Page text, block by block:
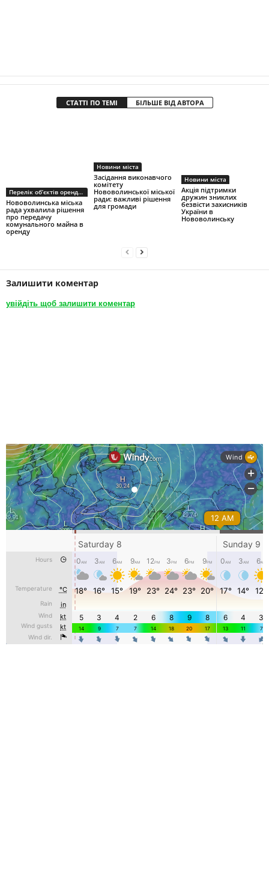
СТАТТІ ПО ТЕМІ БІЛЬШЕ ВІД АВТОРА
Перелік об’єктів оренди першого типу
Нововолинська міська
рада ухвалила рішення
про передачу
комунального майна в
оренду
Новини міста
Засідання виконавчого
комітету
Нововолинської міської
ради: важливі рішення
для громади
Новини міста
Акція підтримки
дружин зниклих
безвісти захисників
України в
Нововолинську
Залишити коментар
увійдіть щоб залишити коментар